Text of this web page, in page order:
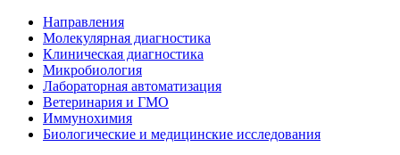
Направления
Молекулярная диагностика
Клиническая диагностика
Микробиология
Лабораторная автоматизация
Ветеринария и ГМО
Иммунохимия
Биологические и медицинские исследования